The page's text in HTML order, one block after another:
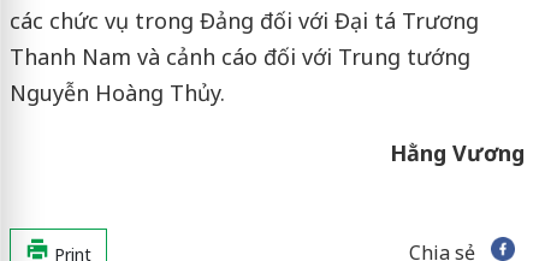
các chức vụ trong Đảng đối với Đại tá Trương
Thanh Nam và cảnh cáo đối với Trung tướng
Nguyễn Hoàng Thủy.
Hằng Vương
Print Chia sẻ